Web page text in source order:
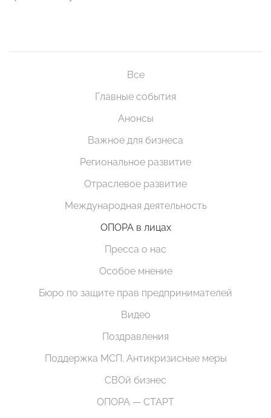
Все
Главные события
Анонсы
Важное для бизнеса
Региональное развитие
Отраслевое развитие
Международная деятельность
ОПОРА в лицах
Пресса о нас
Особое мнение
Бюро по защите прав предпринимателей
Видео
Поздравления
Поддержка МСП. Антикризисные меры
СВОй бизнес
ОПОРА — СТАРТ